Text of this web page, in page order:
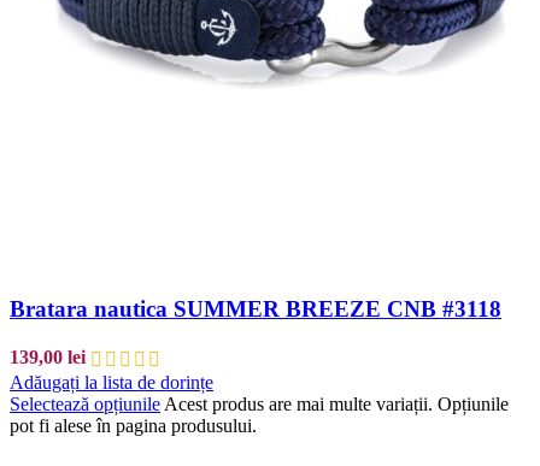
Bratara nautica SUMMER BREEZE CNB #3118
139,00 lei
Adăugați la lista de dorințe
Selectează opțiunile Acest produs are mai multe variații. Opțiunile
pot fi alese în pagina produsului.